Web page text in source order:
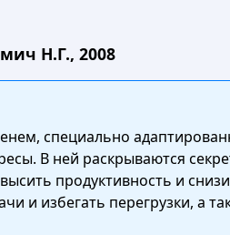
Н.Г., 2008
специально
В ней раскрываются
продуктивность и
и избегать перегрузки, а